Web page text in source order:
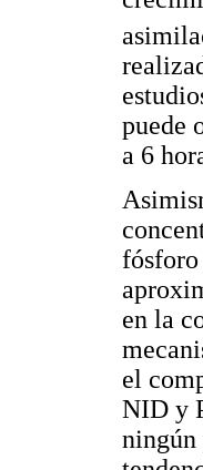
puede
a 6
fósforo
en la
el
NID y
ningún